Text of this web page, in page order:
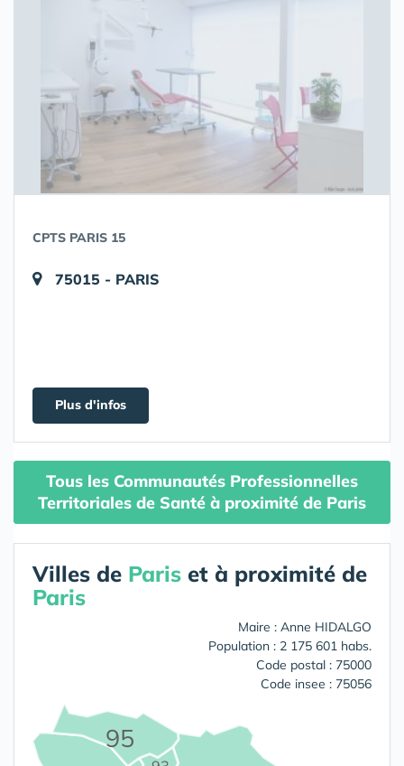
CPTS PARIS 15
75015 - PARIS
Plus d'infos
Tous les Communautés Professionnelles
Territoriales de Santé à proximité de Paris
Villes de Paris et à proximité de
Paris
Maire : Anne HIDALGO
Population : 2 175 601 habs.
Code postal : 75000
Code insee : 75056
95